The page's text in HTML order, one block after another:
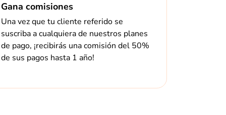
Gana comisiones
Una vez que tu cliente referido se
suscriba a cualquiera de nuestros planes
de pago, ¡recibirás una comisión del 50%
de sus pagos hasta 1 año!